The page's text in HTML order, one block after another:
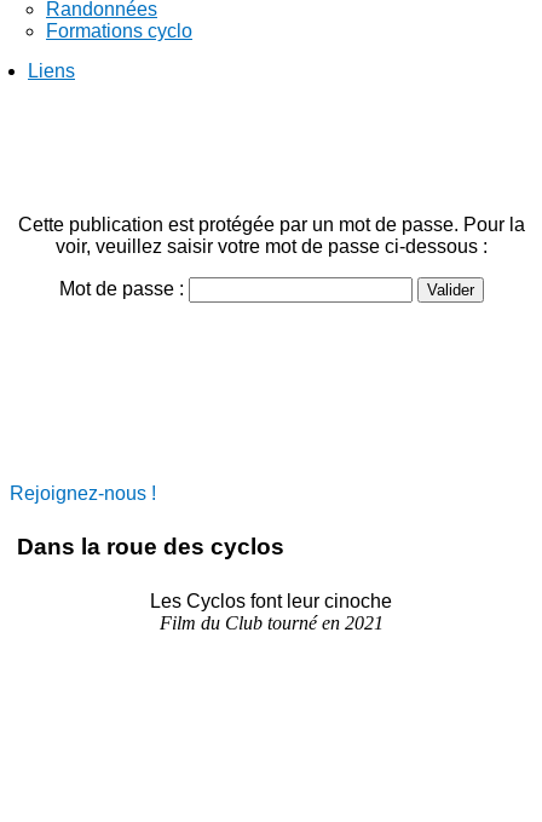
Randonnées
Formations cyclo
Liens
Cette publication est protégée par un mot de passe. Pour la
voir, veuillez saisir votre mot de passe ci-dessous :
Mot de passe :
Rejoignez-nous !
Dans la roue des cyclos
Les Cyclos font leur cinoche
Film du Club tourné en 2021